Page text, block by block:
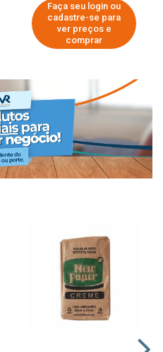
Faça seu login ou
cadastre-se para
ver preços e
comprar